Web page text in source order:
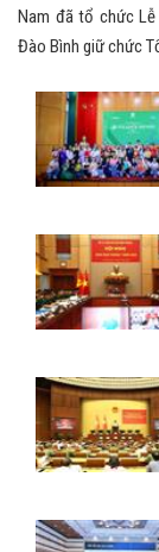
Nam đã tổ chức
Đào Bình giữ chức